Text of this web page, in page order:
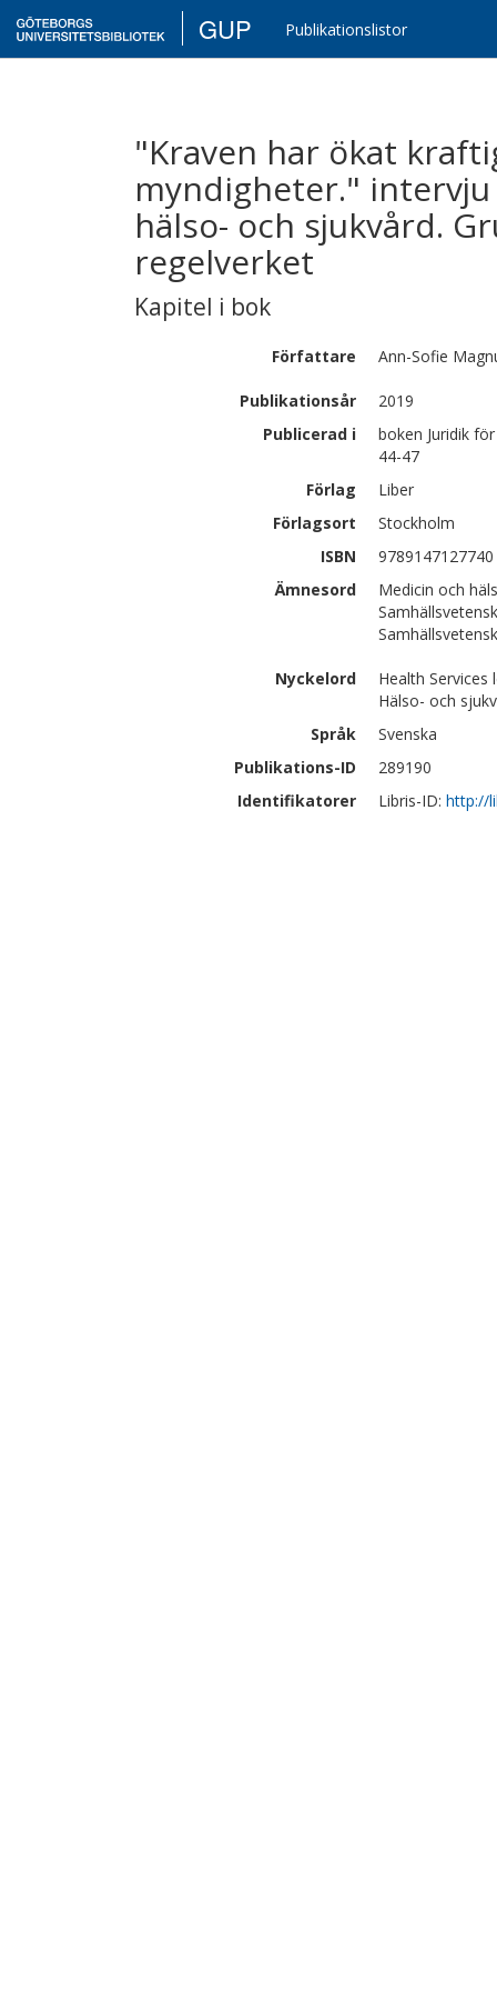
GUP Publikationslistor
"Kraven har ökat
myndigheter." intervju
hälso- och sjukvård.
regelverket
Kapitel i bok
Författare Ann-Sofie
Publikationsår
2019
Publicerad i
boken Juridik
44-47
Förlag
Liber
Förlagsort
Stockholm
ISBN
9789147127740
Ämnesord
Medicin och
Nyckelord
Health
Hälso- och
Språk
Svenska
Publikations-ID
289190
Identifikatorer
Libris-ID: http://